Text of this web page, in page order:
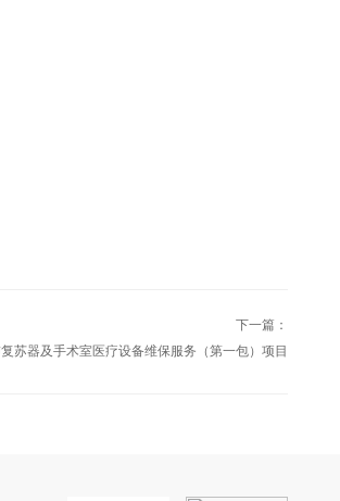
下一篇：
苏器及手术室医疗设备维保服务（第一包）项目